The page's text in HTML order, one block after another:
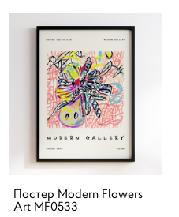
Постер Modern Flowers
Art MF0533